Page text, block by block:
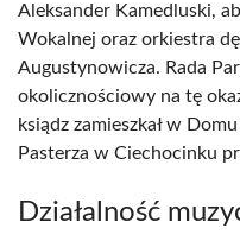
Aleksander Kamedluski,
Wokalnej oraz orkiestra
Augustynowicza. Rada
okolicznościowy na tę
ksiądz zamieszkał w
Pasterza w Ciechocinku
Działalność